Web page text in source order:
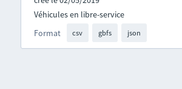
Format csv gbfs json
Véhicules en libre-service